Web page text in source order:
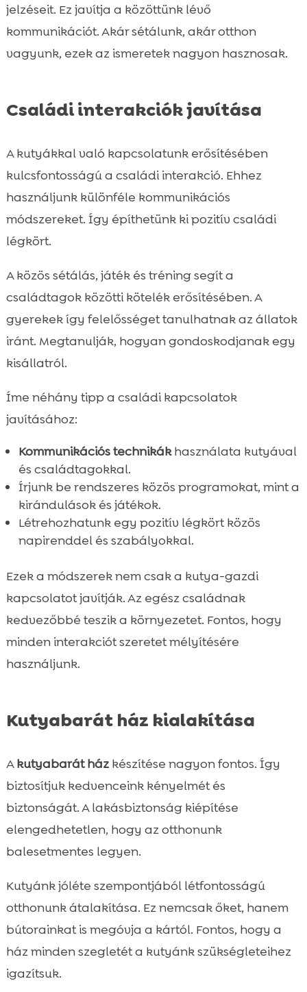
jelzéseit. Ez javítja a közöttünk lévő
kommunikációt. Akár sétálunk, akár otthon
vagyunk, ezek az ismeretek nagyon hasznosak.
Családi interakciók javítása
A kutyákkal való kapcsolatunk erősítésében
kulcsfontosságú a családi interakció. Ehhez
használjunk különféle kommunikációs
módszereket. Így építhetünk ki pozitív családi
légkört.
A közös sétálás, játék és tréning segít a
családtagok közötti kötelék erősítésében. A
gyerekek így felelősséget tanulhatnak az állatok
iránt. Megtanulják, hogyan gondoskodjanak egy
kisállatról.
Íme néhány tipp a családi kapcsolatok
javításához:
Kommunikációs technikákhasználata kutyával
és családtagokkal.
Írjunk be rendszeres közös programokat, mint a
kirándulások és játékok.
Létrehozhatunk egy pozitív légkört közös
napirenddel és szabályokkal.
Ezek a módszerek nem csak a kutya-gazdi
kapcsolatot javítják. Az egész családnak
kedvezőbbé teszik a környezetet. Fontos, hogy
minden interakciót szeretet mélyítésére
használjunk.
Kutyabarát ház kialakítása
Akutyabarát házkészítése nagyon fontos. Így
biztosítjuk kedvenceink kényelmét és
biztonságát. A lakásbiztonság kiépítése
elengedhetetlen, hogy az otthonunk
balesetmentes legyen.
Kutyánk jóléte szempontjából létfontosságú
otthonunk átalakítása. Ez nemcsak őket, hanem
bútorainkat is megóvja a kártól. Fontos, hogy a
ház minden szegletét a kutyánk szükségleteihez
igazítsuk.